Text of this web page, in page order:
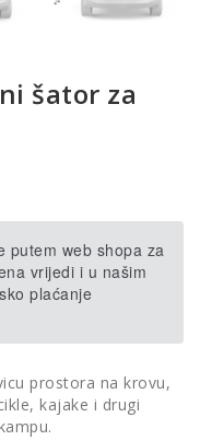
šator za
putem web shopa za
vrijedi i u našim
plaćanje
prostora na krovu,
kajake i drugi